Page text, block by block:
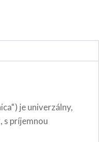
je univerzálny,
s príjemnou